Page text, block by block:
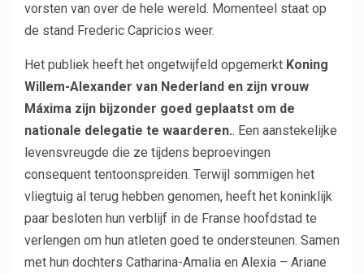
vorsten van over de hele wereld. Momenteel staat op
de stand Frederic Capricios weer.
Het publiek heeft het ongetwijfeld opgemerkt Koning
Willem-Alexander van Nederland en zijn vrouw
Máxima zijn bijzonder goed geplaatst om de
nationale delegatie te waarderen.. Een aanstekelijke
levensvreugde die ze tijdens beproevingen
consequent tentoonspreiden. Terwijl sommigen het
vliegtuig al terug hebben genomen, heeft het koninklijk
paar besloten hun verblijf in de Franse hoofdstad te
verlengen om hun atleten goed te ondersteunen. Samen
met hun dochters Catharina-Amalia en Alexia – Ariane